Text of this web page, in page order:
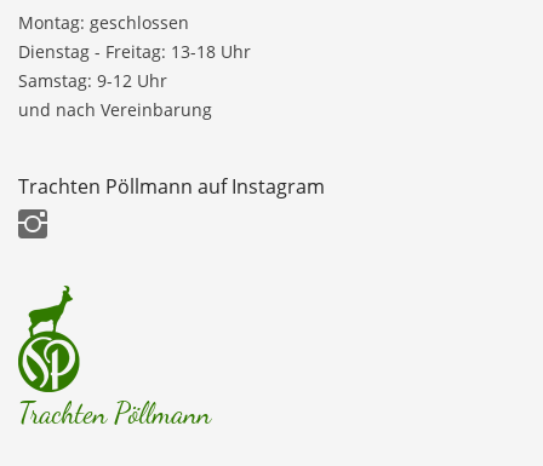
Montag: geschlossen
Dienstag - Freitag: 13-18 Uhr
Samstag: 9-12 Uhr
und nach Vereinbarung
Trachten Pöllmann auf Instagram
Trachten Pöllmann